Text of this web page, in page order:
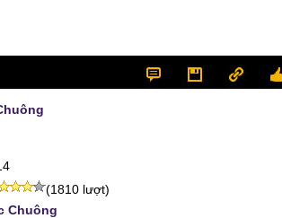
(1810 lượt)
Chuông